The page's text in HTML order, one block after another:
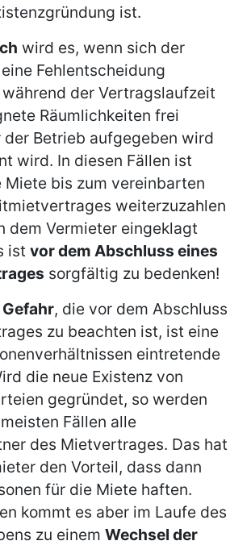
ist.
wird es, wenn sich der
Fehlentscheidung
der Vertragslaufzeit
Räumlichkeiten frei
Betrieb aufgegeben wird
wird. In diesen Fällen ist
bis zum vereinbarten
weiterzuzahlen
dem Vermieter eingeklagt
ist vor dem Abschluss eines
sorgfältig zu bedenken!
Gefahr, die vor dem Abschluss
zu beachten ist, ist eine
eintretende
die neue Existenz von
gegründet, so werden
Fällen alle
des Mietvertrages. Das hat
den Vorteil, dass dann
für die Miete haften.
kommt es aber im Laufe des
zu einem Wechsel der